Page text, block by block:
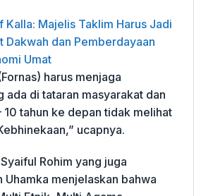
Kalla: Majelis Taklim Harus Jadi
Dakwah dan Pemberdayaan
Umat
harus menjaga
ada di tataran masyarakat dan
10 tahun ke depan tidak melihat
ucapnya.
Rohim yang juga
Uhamka menjelaskan bahwa